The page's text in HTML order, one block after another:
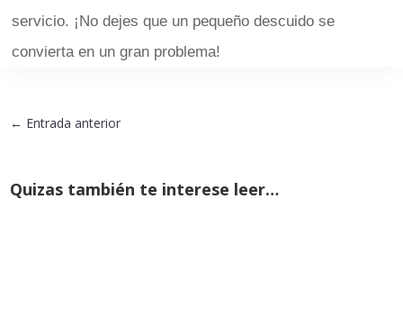
servicio. ¡No dejes que un pequeño descuido se
convierta en un gran problema!
← Entrada anterior
Quizas también te interese leer…